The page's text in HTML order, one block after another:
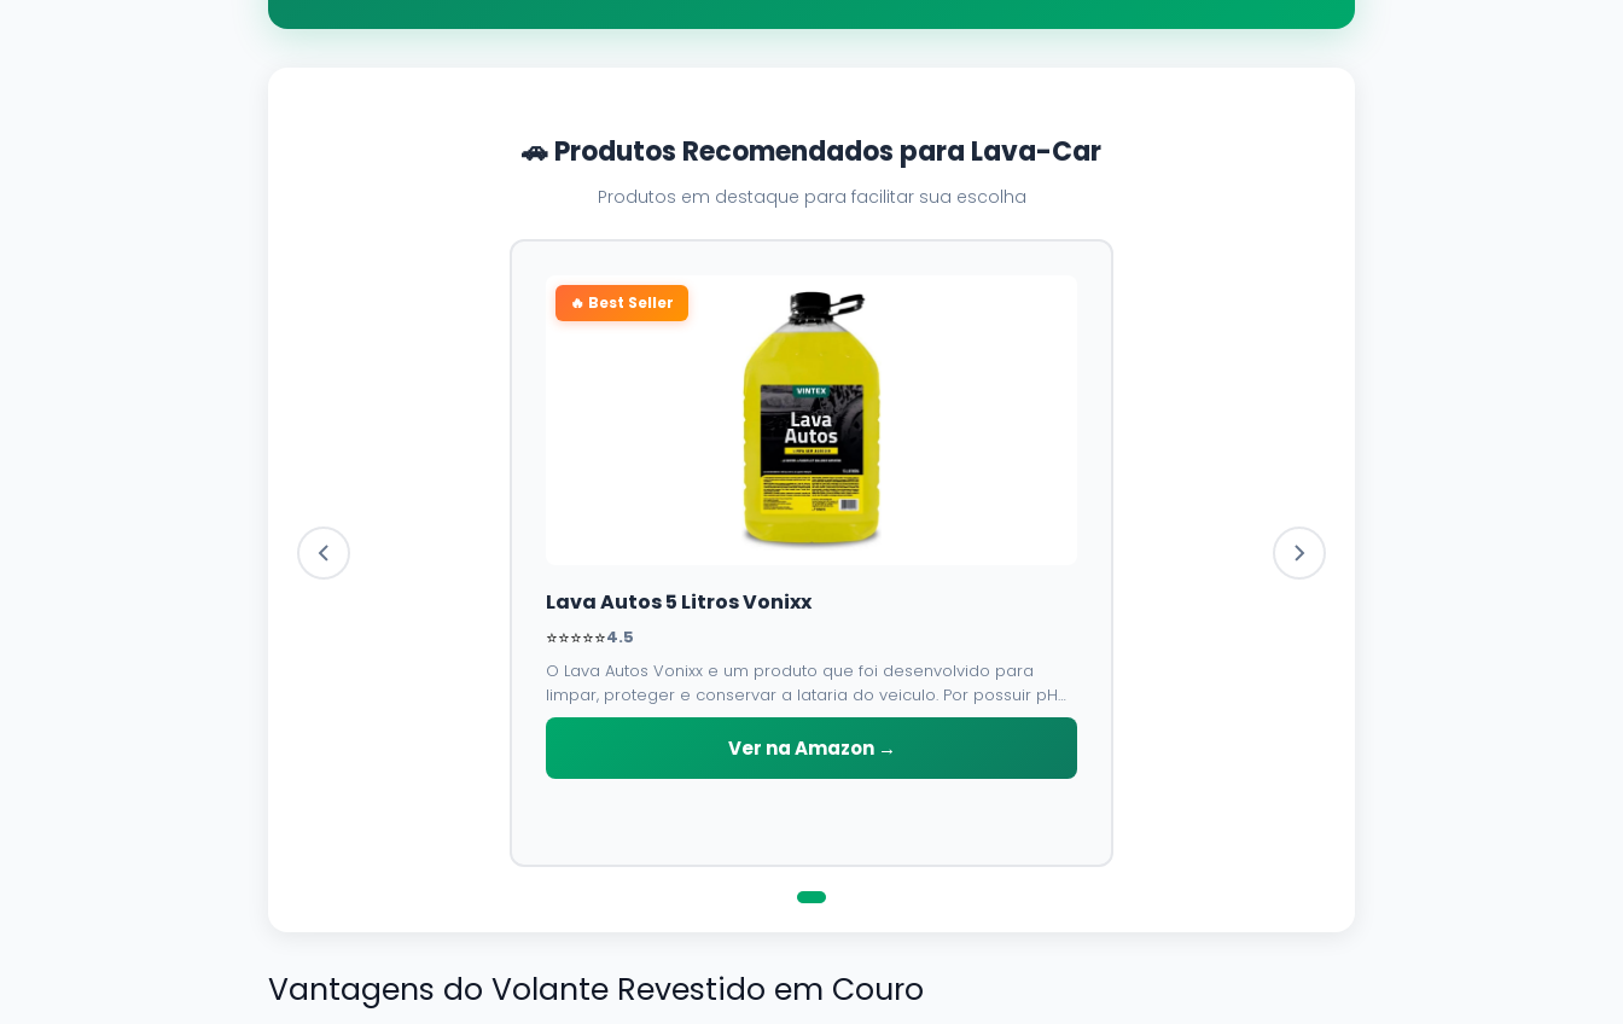
🚗 Produtos Recomendados para Lava-Car
Produtos em destaque para facilitar sua escolha
🔥 Best Seller
Lava Autos 5 Litros Vonixx
⭐⭐⭐⭐⭐4.5
O Lava Autos Vonixx e um produto que foi desenvolvido para
limpar, proteger e conservar a lataria do veiculo. Por possuir pH
neutro, pode ser aplicado em qualquer superficie sem correr o
Ver na Amazon →
Vantagens do Volante Revestido em Couro